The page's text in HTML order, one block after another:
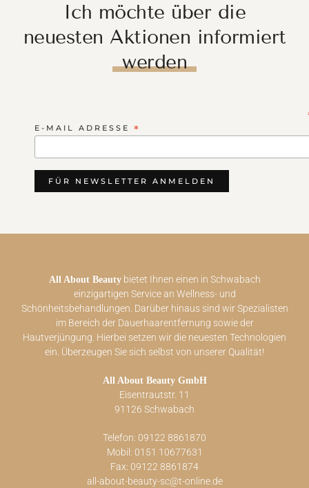
Ich möchte über die
neuesten Aktionen informiert
werden
E-MAIL ADRESSE *
All About Beautybietet Ihnen einen in Schwabach
einzigartigen Service an Wellness- und
Schönheitsbehandlungen. Darüber hinaus sind wir Spezialisten
im Bereich der Dauerhaarentfernung sowie der
Hautverjüngung. Hierbei setzen wir die neuesten Technologien
ein. Überzeugen Sie sich selbst von unserer Qualität!
All About Beauty GmbH
Eisentrautstr. 11
91126 Schwabach
Telefon: 09122 8861870
Mobil: 0151 10677631
Fax: 09122 8861874
all-about-beauty-sc@t-online.de